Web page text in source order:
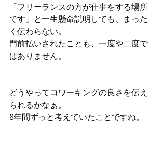
「フリーランスの方が仕事をする場所
です」と一生懸命説明しても、まった
く伝わらない。
門前払いされたことも、一度や二度で
はありません。
どうやってコワーキングの良さを伝え
られるかなぁ。
8年間ずっと考えていたことですね。